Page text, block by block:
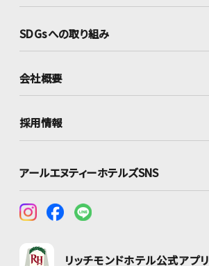
SDGsへの取り組み
会社概要
採用情報
アールエヌティーホテルズSNS
リッチモンドホテル公式アプリ